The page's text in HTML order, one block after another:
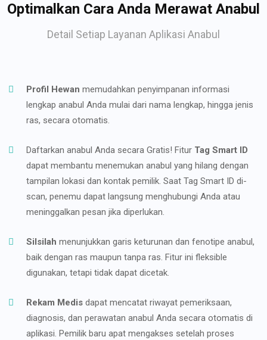
Optimalkan Cara Anda Merawat Anabul
Detail Setiap Layanan Aplikasi Anabul
Profil Hewan memudahkan penyimpanan informasi
lengkap anabul Anda mulai dari nama lengkap, hingga jenis
ras, secara otomatis.
Daftarkan anabul Anda secara Gratis! Fitur Tag Smart ID
dapat membantu menemukan anabul yang hilang dengan
tampilan lokasi dan kontak pemilik. Saat Tag Smart ID di-
scan, penemu dapat langsung menghubungi Anda atau
meninggalkan pesan jika diperlukan.
Silsilah menunjukkan garis keturunan dan fenotipe anabul,
baik dengan ras maupun tanpa ras. Fitur ini fleksible
digunakan, tetapi tidak dapat dicetak.
Rekam Medis dapat mencatat riwayat pemeriksaan,
diagnosis, dan perawatan anabul Anda secara otomatis di
aplikasi. Pemilik baru apat mengakses setelah proses